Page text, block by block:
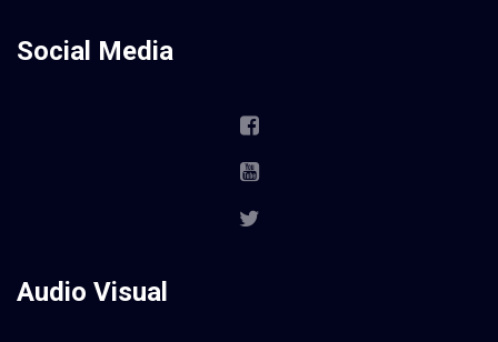
Social Media
Audio Visual